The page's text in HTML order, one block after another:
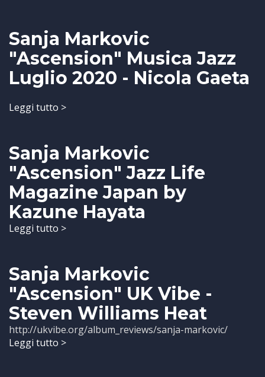
Sanja Markovic
"Ascension" Musica Jazz
Luglio 2020 - Nicola Gaeta
Leggi tutto >
Sanja Markovic
"Ascension" Jazz Life
Magazine Japan by
Kazune Hayata
Leggi tutto >
Sanja Markovic
"Ascension" UK Vibe -
Steven Williams Heat
http://ukvibe.org/album_reviews/sanja-markovic/
Leggi tutto >